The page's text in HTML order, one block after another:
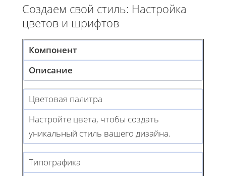
Создаем свой стиль: Настройка
цветов и шрифтов
Компонент
Описание
Цветовая палитра
Настройте цвета, чтобы создать
уникальный стиль вашего дизайна.
Типографика